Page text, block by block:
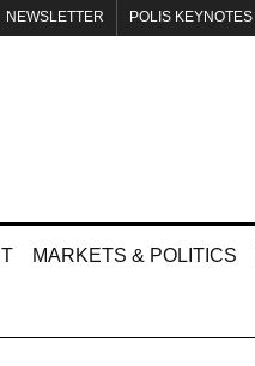
NEWSLETTER POLIS KEYNOTES
MARKETS & POLITICS